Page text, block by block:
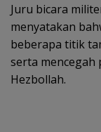
Juru bicara
menyatakan
beberapa titik
serta
Hezbollah.